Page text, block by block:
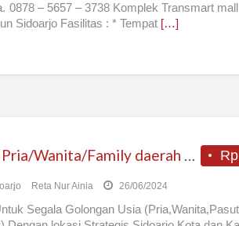
0878 – 5657 – 3738 Komplek Transmart
Sidoarjo Fasilitas : * Tempat […]
Kost Pria/Wanita/Family daerah Sidoarjo Kota
Reta Nur Ainia 26/06/2024
Segala Golongan Usia